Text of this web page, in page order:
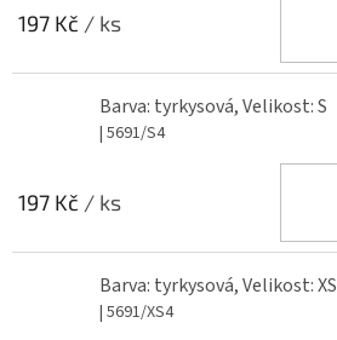
197 Kč / ks
Barva: tyrkysová, Velikost: S
| 5691/S4
197 Kč / ks
Barva: tyrkysová, Velikost: XS
| 5691/XS4